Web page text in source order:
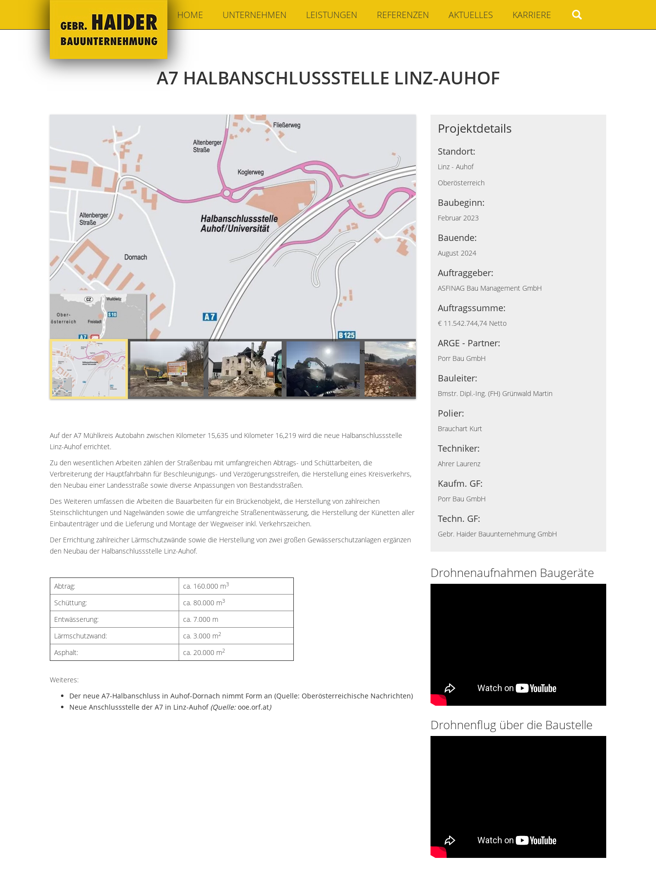
HOME UNTERNEHMEN LEISTUNGEN REFERENZEN AKTUELLES KARRIERE
A7 HALBANSCHLUSSSTELLE LINZ-AUHOF
Auf der A7 Mühlkreis Autobahn zwischen Kilometer 15,635 und Kilometer 16,219 wird die neue Halbanschlussstelle
Linz-Auhof errichtet.
Zu den wesentlichen Arbeiten zählen der Straßenbau mit umfangreichen Abtrags- und Schüttarbeiten, die
Verbreiterung der Hauptfahrbahn für Beschleunigungs- und Verzögerungsstreifen, die Herstellung eines Kreisverkehrs,
den Neubau einer Landesstraße sowie diverse Anpassungen von Bestandsstraßen.
Des Weiteren umfassen die Arbeiten die Bauarbeiten für ein Brückenobjekt, die Herstellung von zahlreichen
Steinschlichtungen und Nagelwänden sowie die umfangreiche Straßenentwässerung, die Herstellung der Künetten aller
Einbautenträger und die Lieferung und Montage der Wegweiser inkl. Verkehrszeichen.
Der Errichtung zahlreicher Lärmschutzwände sowie die Herstellung von zwei großen Gewässerschutzanlagen ergänzen
den Neubau der Halbanschlussstelle Linz-Auhof.
Abtrag: ca. 160.000 m3
Schüttung: ca. 80.000 m3
Entwässerung:
ca. 7.000 m
Lärmschutzwand:
ca. 3.000 m2
Asphalt: ca. 20.000 m2
Weiteres:
Der neue A7-Halbanschluss in Auhof-Dornach nimmt Form an (Quelle: Oberösterreichische Nachrichten)
Neue Anschlussstelle der A7 in Linz-Auhof (Quelle:ooe.orf.at)
Projektdetails
Standort:
Linz - Auhof
Oberösterreich
Baubeginn:
Februar 2023
Bauende:
August 2024
Auftraggeber:
ASFINAG Bau Management GmbH
Auftragssumme:
€ 11.542.744,74 Netto
ARGE - Partner:
Porr Bau GmbH
Bauleiter:
Bmstr. Dipl.-Ing. (FH) Grünwald Martin
Polier:
Brauchart Kurt
Techniker:
Ahrer Laurenz
Kaufm. GF:
Porr Bau GmbH
Techn. GF:
Gebr. Haider Bauunternehmung GmbH
Drohnenaufnahmen Baugeräte
Drohnenflug über die Baustelle